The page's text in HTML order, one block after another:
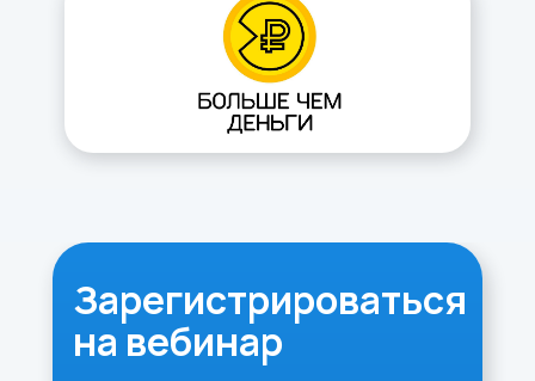
Зарегистрироваться
на вебинар